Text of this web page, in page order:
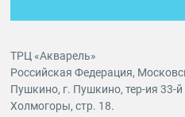
ТРЦ «Акварель»
Российская Федерация,
Пушкино, г. Пушкино, тер-ия 33-
Холмогоры, стр. 18.